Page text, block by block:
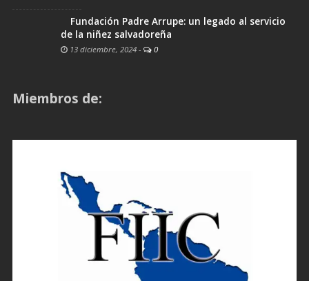
Fundación Padre Arrupe: un legado al servicio
de la niñez salvadoreña
13 diciembre, 2024 - 0
Miembros de: